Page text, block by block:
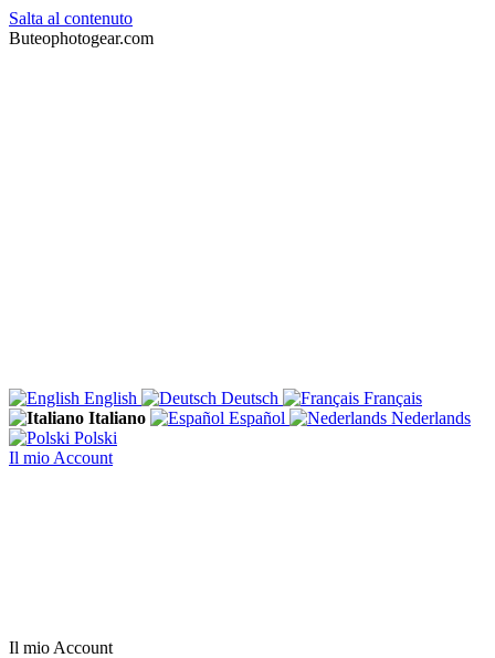
Salta al contenuto
Buteophotogear.com
English Deutsch
Français
Italiano
Español
Nederlands
Polski
Il mio Account
Il mio Account